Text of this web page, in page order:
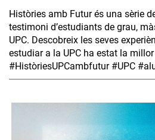
Històries amb Futur és una sèrie
testimoni d’estudiants de grau,
UPC. Descobreix les seves
estudiar a la UPC ha estat la
#HistòriesUPCambfutur #UPC